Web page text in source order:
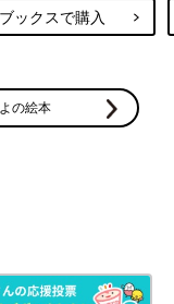
ックスで購入
の絵本